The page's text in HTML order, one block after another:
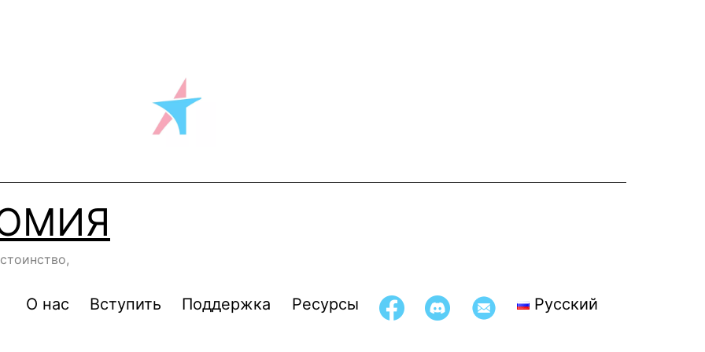
О нас Вступить Поддержка Ресурсы Русский